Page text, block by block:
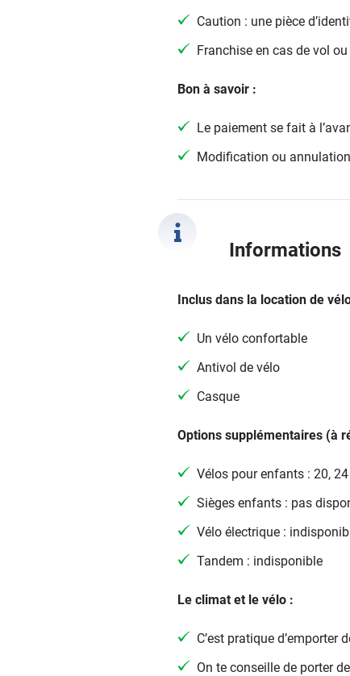
Caution : une pièce
Franchise en cas de vol
Bon à savoir :
Le paiement se fait à
Modification ou annulation
Informations
Inclus dans la location de
Un vélo confortable
Antivol de vélo
Casque
Options supplémentaires (à
Vélos pour enfants : 20,
Sièges enfants : pas
Vélo électrique :
Tandem : indisponible
Le climat et le vélo :
C’est pratique d’emporter
On te conseille de porter